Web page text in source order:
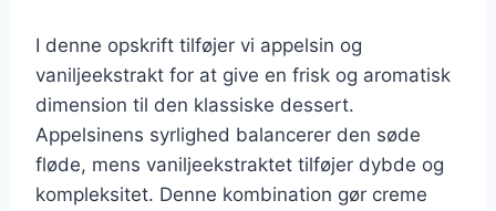
I denne opskrift tilføjer vi appelsin og
vaniljeekstrakt for at give en frisk og aromatisk
dimension til den klassiske dessert.
Appelsinens syrlighed balancerer den søde
fløde, mens vaniljeekstraktet tilføjer dybde og
kompleksitet. Denne kombination gør creme